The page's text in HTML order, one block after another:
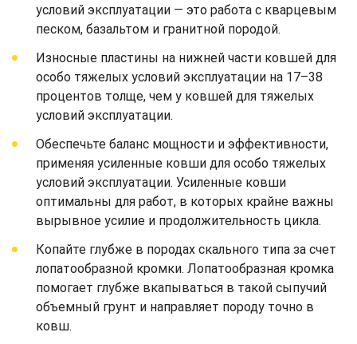
условий эксплуатации — это работа с кварцевым
песком, базальтом и гранитной породой.
Износные пластины на нижней части ковшей для
особо тяжелых условий эксплуатации на 17–38
процентов толще, чем у ковшей для тяжелых
условий эксплуатации.
Обеспечьте баланс мощности и эффективности,
применяя усиленные ковши для особо тяжелых
условий эксплуатации. Усиленные ковши
оптимальны для работ, в которых крайне важны
вырывное усилие и продолжительность цикла.
Копайте глубже в породах скального типа за счет
лопатообразной кромки. Лопатообразная кромка
помогает глубже вкапываться в такой сыпучий
объемный грунт и направляет породу точно в
ковш.